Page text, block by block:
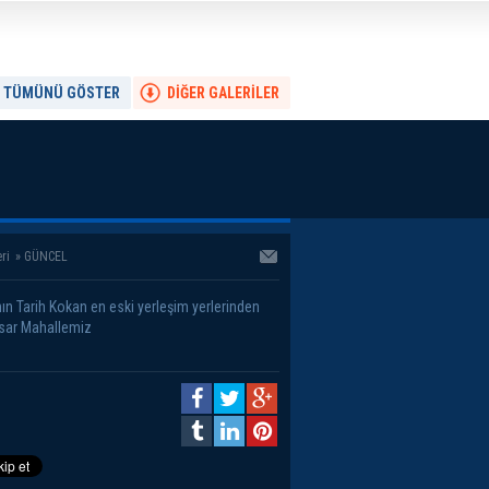
DİĞER GALERİLER
TÜMÜNÜ GÖSTER
» GÜNCEL
Tarih Kokan en eski yerleşim yerlerinden
Mahallemiz